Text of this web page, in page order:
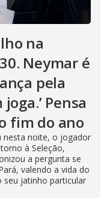
na
Neymar é
pela
Pensa
fim do ano
nesta noite, o jogador
à Seleção,
a pergunta se
valendo a vida do
seu jatinho particular